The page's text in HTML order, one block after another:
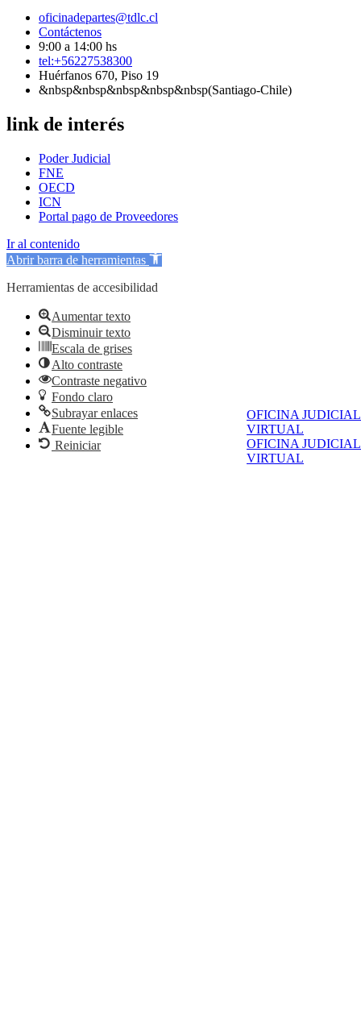
OFICINA JUDICIAL
VIRTUAL
OFICINA JUDICIAL
VIRTUAL
oficinadepartes@tdlc.cl
Contáctenos
9:00 a 14:00 hs
tel:+56227538300
Huérfanos 670, Piso 19
&nbsp&nbsp&nbsp&nbsp&nbsp(Santiago-Chile)
link de interés
Poder Judicial
FNE
OECD
ICN
Portal pago de Proveedores
Ir al contenido
Abrir barra de herramientas
Herramientas de accesibilidad
Aumentar texto
Disminuir texto
Escala de grises
Alto contraste
Contraste negativo
Fondo claro
Subrayar enlaces
Fuente legible
Reiniciar